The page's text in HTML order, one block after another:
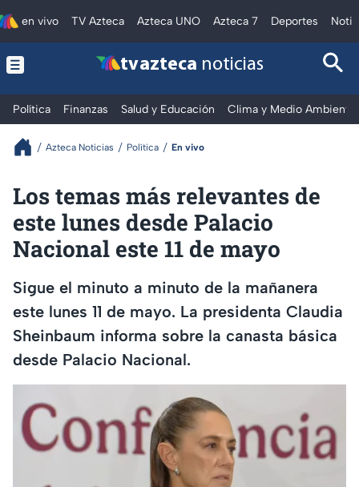
en vivo TV Azteca Azteca UNO Azteca 7 Deportes
tv azteca noticias
Política Finanzas Salud y Educación Clima y Medio Ambiente
Azteca Noticias Política En vivo
Los temas más relevantes de
este lunes desde Palacio
Nacional este 11 de mayo
Sigue el minuto a minuto de la mañanera
este lunes 11 de mayo. La presidenta Claudia
Sheinbaum informa sobre la canasta básica
desde Palacio Nacional.